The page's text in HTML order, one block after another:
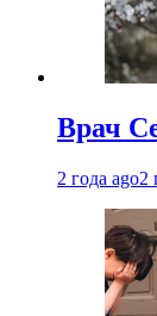
Врач
2 года ago2